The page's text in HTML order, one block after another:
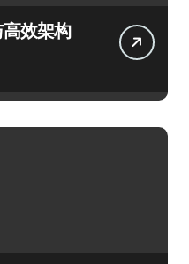
效架构